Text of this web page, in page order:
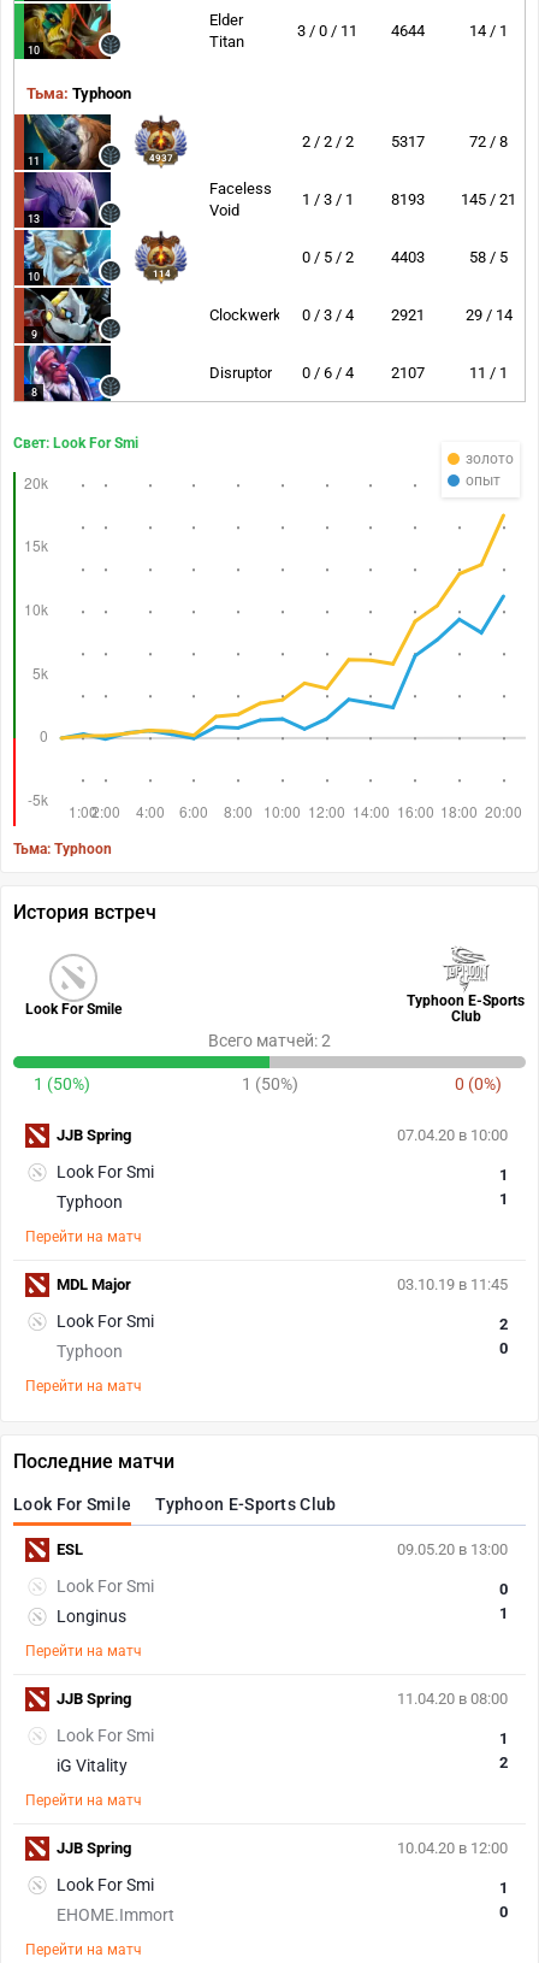
10
Elder
Titan
3 / 0 / 11 4644 14 / 1
Тьма: Typhoon
11 4937
2 / 2 / 2 5317 72 / 8
13
Faceless
Void
1 / 3 / 1 8193 145 / 21
10 114
0 / 5 / 2 4403 58 / 5
9
Clockwerk 0 / 3 / 4 2921 29 / 14
8
Disruptor 0 / 6 / 4 2107 11 / 1
золото
опыт
Свет: Look For Smi
Тьма: Typhoon
История встреч
Look For Smile
Typhoon E-Sports
Club
Всего матчей: 2
1 (50%) 1 (50%) 0 (0%)
07.04.20 в 10:00
Look For Smi
Typhoon
1
1
Перейти на матч
JJB Spring
03.10.19 в 11:45
Look For Smi
Typhoon
2
0
Перейти на матч
MDL Major
Последние матчи
Look For Smile Typhoon E-Sports Club
09.05.20 в 13:00
Look For Smi
Longinus
0
1
Перейти на матч
ESL
11.04.20 в 08:00
Look For Smi
iG Vitality
1
2
Перейти на матч
JJB Spring
10.04.20 в 12:00
Look For Smi
EHOME.Immort
1
0
Перейти на матч
JJB Spring